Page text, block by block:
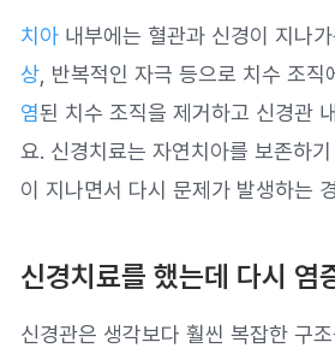
치아 내부에는 혈관과 신경이 지나
상 , 반복적인 자극 등으로 치수 조직
염된 치수 조직을 제거하고 신경관
요. 신경치료는 자연치아를 보존하
이 지나면서 다시 문제가 발생하는
신경치료를 했는데 다시 염
신경관은 생각보다 훨씬 복잡한 구